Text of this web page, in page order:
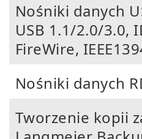
Nośniki danych
USB 1.1/2.0/3.0,
FireWire,
Nośniki danych
Tworzenie kopii